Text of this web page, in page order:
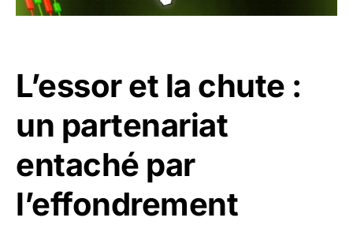
L’essor et la chute :
un partenariat
entaché par
l’effondrement